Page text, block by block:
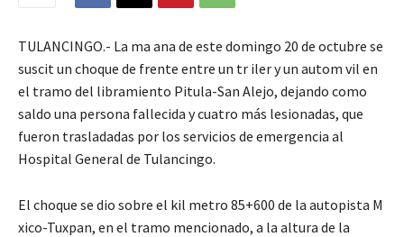
TULANCINGO.- La ma ana de este domingo 20 de octubre se
suscit un choque de frente entre un tr iler y un autom vil en
el tramo del libramiento Pitula-San Alejo, dejando como
saldo una persona fallecida y cuatro más lesionadas, que
fueron trasladadas por los servicios de emergencia al
Hospital General de Tulancingo.
El choque se dio sobre el kil metro 85+600 de la autopista M
xico-Tuxpan, en el tramo mencionado, a la altura de la